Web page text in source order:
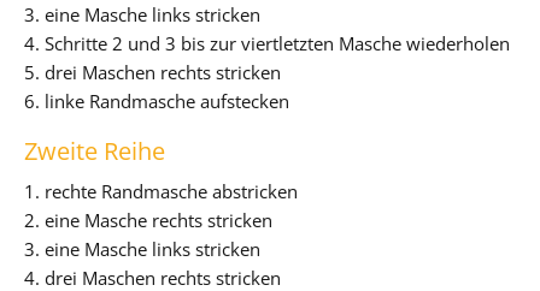
3. eine Masche links stricken
4. Schritte 2 und 3 bis zur viertletzten Masche wiederholen
5. drei Maschen rechts stricken
6. linke Randmasche aufstecken
Zweite Reihe
1. rechte Randmasche abstricken
2. eine Masche rechts stricken
3. eine Masche links stricken
4. drei Maschen rechts stricken